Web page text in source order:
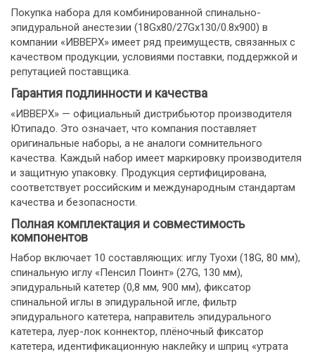
Покупка набора для комбинированной спинально-
эпидуральной анестезии (18Gx80/27Gх130/0.8х900) в
компании «ИВВЕРХ» имеет ряд преимуществ, связанных с
качеством продукции, условиями поставки, поддержкой и
репутацией поставщика.
Гарантия подлинности и качества
«ИВВЕРХ» — официальный дистрибьютор производителя
Ютипадо. Это означает, что компания поставляет
оригинальные наборы, а не аналоги сомнительного
качества. Каждый набор имеет маркировку производителя
и защитную упаковку. Продукция сертифицирована,
соответствует российским и международным стандартам
качества и безопасности.
Полная комплектация и совместимость
компонентов
Набор включает 10 составляющих: иглу Туохи (18G, 80 мм),
спинальную иглу «Пенсил Поинт» (27G, 130 мм),
эпидуральный катетер (0,8 мм, 900 мм), фиксатор
спинальной иглы в эпидуральной игле, фильтр
эпидурального катетера, направитель эпидурального
катетера, луер-лок коннектор, плёночный фиксатор
катетера, идентификационную наклейку и шприц «утрата